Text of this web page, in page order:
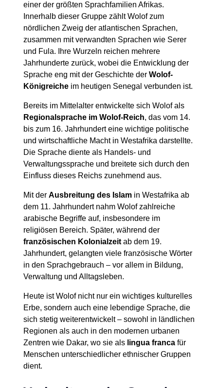
einer der größten Sprachfamilien Afrikas.
Innerhalb dieser Gruppe zählt Wolof zum
nördlichen Zweig der atlantischen Sprachen,
zusammen mit verwandten Sprachen wie Serer
und Fula. Ihre Wurzeln reichen mehrere
Jahrhunderte zurück, wobei die Entwicklung der
Sprache eng mit der Geschichte der Wolof-
Königreiche im heutigen Senegal verbunden ist.
Bereits im Mittelalter entwickelte sich Wolof als
Regionalsprache im Wolof-Reich, das vom 14.
bis zum 16. Jahrhundert eine wichtige politische
und wirtschaftliche Macht in Westafrika darstellte.
Die Sprache diente als Handels- und
Verwaltungssprache und breitete sich durch den
Einfluss dieses Reichs zunehmend aus.
Mit der Ausbreitung des Islam in Westafrika ab
dem 11. Jahrhundert nahm Wolof zahlreiche
arabische Begriffe auf, insbesondere im
religiösen Bereich. Später, während der
französischen Kolonialzeit ab dem 19.
Jahrhundert, gelangten viele französische Wörter
in den Sprachgebrauch – vor allem in Bildung,
Verwaltung und Alltagsleben.
Heute ist Wolof nicht nur ein wichtiges kulturelles
Erbe, sondern auch eine lebendige Sprache, die
sich stetig weiterentwickelt – sowohl in ländlichen
Regionen als auch in den modernen urbanen
Zentren wie Dakar, wo sie als lingua franca für
Menschen unterschiedlicher ethnischer Gruppen
dient.